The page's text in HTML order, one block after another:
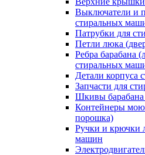
Выключатели и
стиральных
Патрубки для
Петли люка
Ребра барабана
стиральных
Детали корпуса
Запчасти для
Шкивы
Контейнеры
порошка)
Ручки и крючки
машин